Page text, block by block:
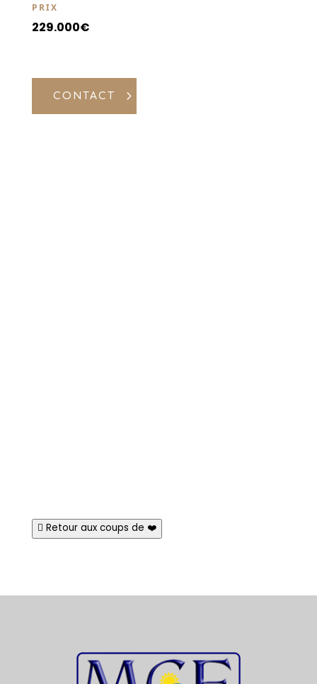
PRIX
229.000€
CONTACT
Retour aux coups de ❤️